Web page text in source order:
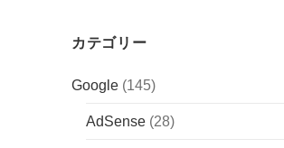
カテゴリー
Google (145)
AdSense (28)